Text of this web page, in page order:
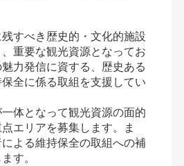
すべき歴史的・文化的施設
重要な観光資源となってお
力発信に資する、歴史ある
全に係る取組を支援してい
体となって観光資源の面的
エリアを募集します。ま
よる維持保全の取組への補
す。